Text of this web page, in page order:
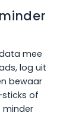
mee
log uit
bewaar
sticks of
minder